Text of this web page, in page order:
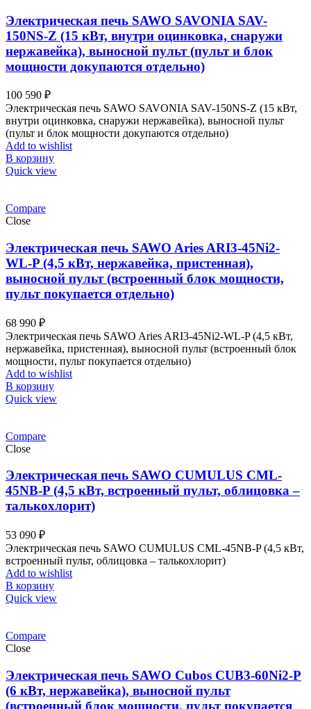
Электрическая печь SAWO SAVONIA SAV-
150NS-Z (15 кВт, внутри оцинковка, снаружи
нержавейка), выносной пульт (пульт и блок
мощности докупаются отдельно)
100 590 ₽
Электрическая печь SAWO SAVONIA SAV-150NS-Z (15 кВт,
внутри оцинковка, снаружи нержавейка), выносной пульт
(пульт и блок мощности докупаются отдельно)
Add to wishlist
В корзину
Quick view
Compare
Close
Электрическая печь SAWO Aries ARI3-45Ni2-
WL-P (4,5 кВт, нержавейка, пристенная),
выносной пульт (встроенный блок мощности,
пульт покупается отдельно)
68 990 ₽
Электрическая печь SAWO Aries ARI3-45Ni2-WL-P (4,5 кВт,
нержавейка, пристенная), выносной пульт (встроенный блок
мощности, пульт покупается отдельно)
Add to wishlist
В корзину
Quick view
Compare
Close
Электрическая печь SAWO CUMULUS CML-
45NB-P (4,5 кВт, встроенный пульт, облицовка –
талькохлорит)
53 090 ₽
Электрическая печь SAWO CUMULUS CML-45NB-P (4,5 кВт,
встроенный пульт, облицовка – талькохлорит)
Add to wishlist
В корзину
Quick view
Compare
Close
Электрическая печь SAWO Cubos CUB3-60Ni2-P
(6 кВт, нержавейка), выносной пульт
(встроенный блок мощности, пульт покупается